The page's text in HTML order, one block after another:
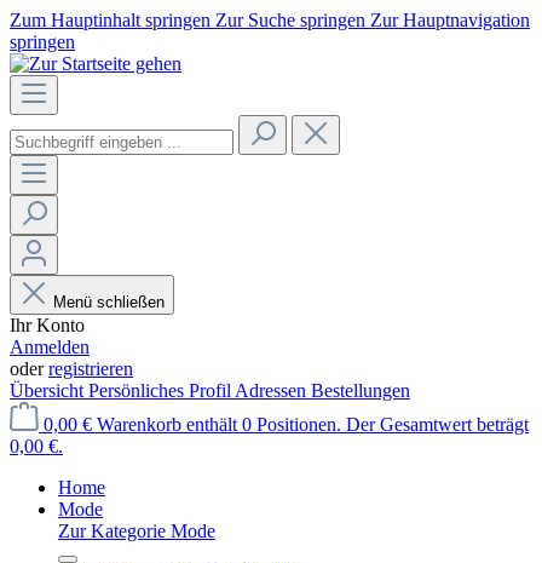
Zum Hauptinhalt springen Zur Suche springen Zur Hauptnavigation
springen
Menü schließen
Ihr Konto
Anmelden
oderregistrieren
Übersicht Persönliches Profil Adressen Bestellungen
0,00 € Warenkorb enthält 0 Positionen. Der Gesamtwert beträgt
0,00 €.
Home
Mode
Zur Kategorie Mode